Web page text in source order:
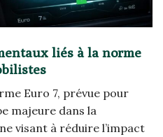
liés à la norme
Euro 7, prévue pour
majeure dans la
visant à réduire l’impact